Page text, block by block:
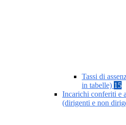
Tassi di
in tabelle) 15
Incarichi conferiti e
(dirigenti e non